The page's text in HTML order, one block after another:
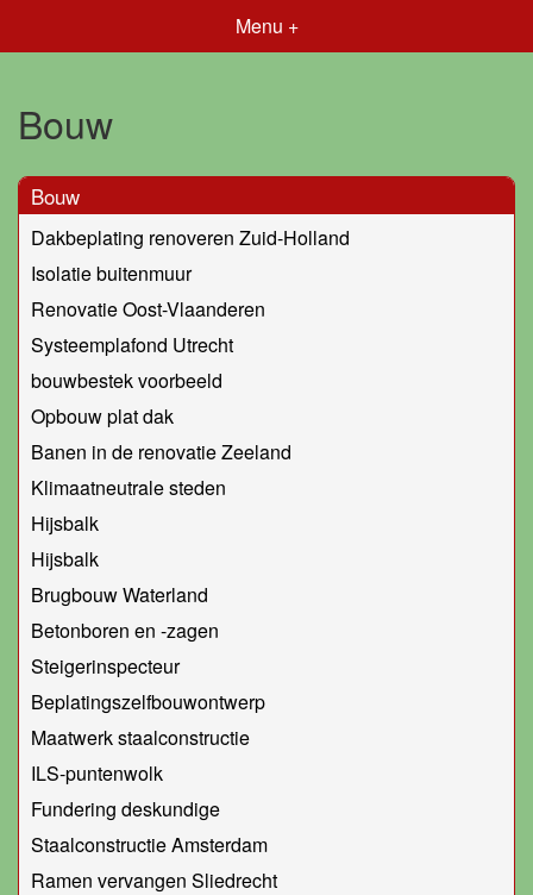
Menu +
Bouw
Bouw
Dakbeplating renoveren Zuid-Holland
Isolatie buitenmuur
Renovatie Oost-Vlaanderen
Systeemplafond Utrecht
bouwbestek voorbeeld
Opbouw plat dak
Banen in de renovatie Zeeland
Klimaatneutrale steden
Hijsbalk
Hijsbalk
Brugbouw Waterland
Betonboren en -zagen
Steigerinspecteur
Beplatingszelfbouwontwerp
Maatwerk staalconstructie
ILS-puntenwolk
Fundering deskundige
Staalconstructie Amsterdam
Ramen vervangen Sliedrecht